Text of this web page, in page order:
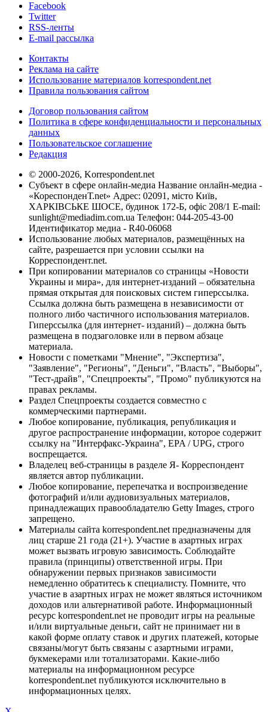
Facebook
Twitter
RSS-ленты
E-mail рассылка
Контакты
Реклама на сайте
Использование материалов korrespondent.net
Правила пользования сайтом
Договор пользования сайтом
Политика в сфере конфиденциальности и персональных
данных
Пользовательское соглашение
Редакция
© 2000-2026, Korrespondent.net
Субъект в сфере онлайн-медиа Название онлайн-медиа -
«КореспонденТ.net» Адрес: 02091, місто Київ,
ХАРКІВСЬКЕ ШОСЕ, будинок 172-Б, офіс 208/1 E-mail:
sunlight@mediadim.com.ua Телефон: 044-205-43-00
Идентификатор медиа - R40-06068
Использование любых материалов, размещённых на
сайте, разрешается при условии ссылки на
Корреспондент.net.
При копировании материалов со страницы «Новости
Украины и мира», для интернет-изданий – обязательна
прямая открытая для поисковых систем гиперссылка.
Ссылка должна быть размещена в независимости от
полного либо частичного использования материалов.
Гиперссылка (для интернет- изданий) – должна быть
размещена в подзаголовке или в первом абзаце
материала.
Новости с пометками "Мнение", "Экспертиза",
"Заявление", "Регионы", "Деньги", "Власть", "Выборы",
"Тест-драйв", "Спецпроекты", "Промо" публикуются на
правах рекламы.
Раздел Спецпроекты создается совместно с
коммерческими партнерами.
Любое копирование, публикация, републикация и
другое распространение информации, которое содержит
ссылку на "Интерфакс-Украина", EPA / UPG, строго
воспрещается.
Владелец веб-страницы в разделе Я- Корреспондент
является автор публикации.
Любое копирование, перепечатка и воспроизведение
фотографий и/или аудиовизуальных материалов,
принадлежащих правообладателю Getty Images, строго
запрещено.
Материалы сайта korrespondent.net предназначены для
лиц старше 21 года (21+). Участие в азартных играх
может вызвать игровую зависимость. Соблюдайте
правила (принципы) ответственной игры. При
обнаружении первых признаков зависимости
немедленно обратитесь к специалисту. Помните, что
участие в азартных играх не может являться источником
доходов или альтернативой работе. Информационный
ресурс korrespondent.net не проводит игры на реальные
и/или виртуальные деньги, сайт не принимает ни в
какой форме оплату ставок и других платежей, которые
связаны/могут быть связаны с азартными играми,
букмекерами или тотализаторами. Какие-либо
материалы на информационном ресурсе
korrespondent.net публикуются исключительно в
информационных целях.